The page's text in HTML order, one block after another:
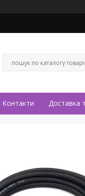
Контакти Доставка